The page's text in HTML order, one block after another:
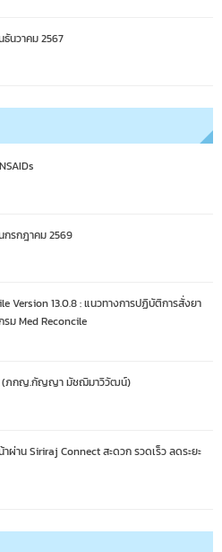
ธันวาคม 2567
กรกฎาคม 2569
Version 13.0.8 : แนวทางการปฏิบัติการสั่งยา
รม Med Reconcile
(ภกญ.กัญญา มัชฌิมาวิวัฒน์)
ผ่าน Siriraj Connect สะดวก รวดเร็ว ลดระยะ